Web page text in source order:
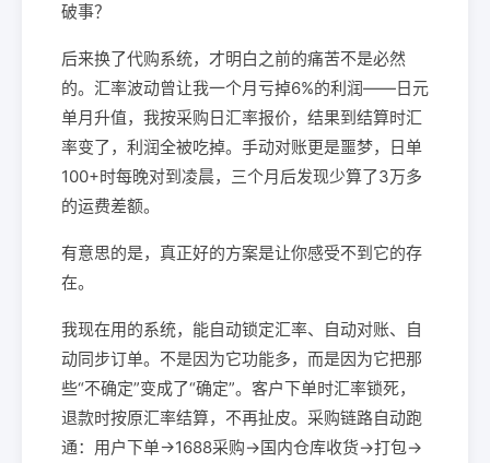
破事？
后来换了代购系统，才明白之前的痛苦不是必然
的。汇率波动曾让我一个月亏掉6%的利润——日元
单月升值，我按采购日汇率报价，结果到结算时汇
率变了，利润全被吃掉。手动对账更是噩梦，日单
100+时每晚对到凌晨，三个月后发现少算了3万多
的运费差额。
有意思的是，真正好的方案是让你感受不到它的存
在。
我现在用的系统，能自动锁定汇率、自动对账、自
动同步订单。不是因为它功能多，而是因为它把那
些“不确定”变成了“确定”。客户下单时汇率锁死，
退款时按原汇率结算，不再扯皮。采购链路自动跑
通：用户下单→1688采购→国内仓库收货→打包→